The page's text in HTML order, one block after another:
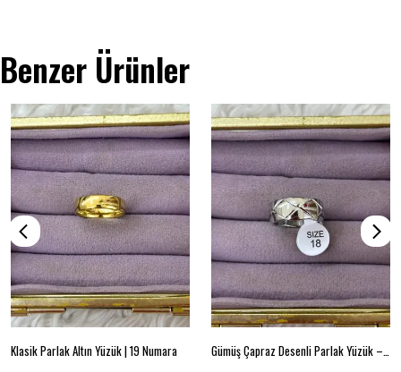
Benzer Ürünler
Klasik Parlak Altın Yüzük | 19 Numara Gümüş Çapraz Desenli Parlak Yüzük – Beden 18